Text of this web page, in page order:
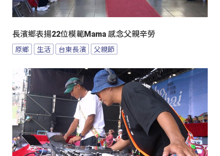
長濱鄉表揚22位模範Mama 感念父親辛勞
原鄉 生活 台東長濱 父親節